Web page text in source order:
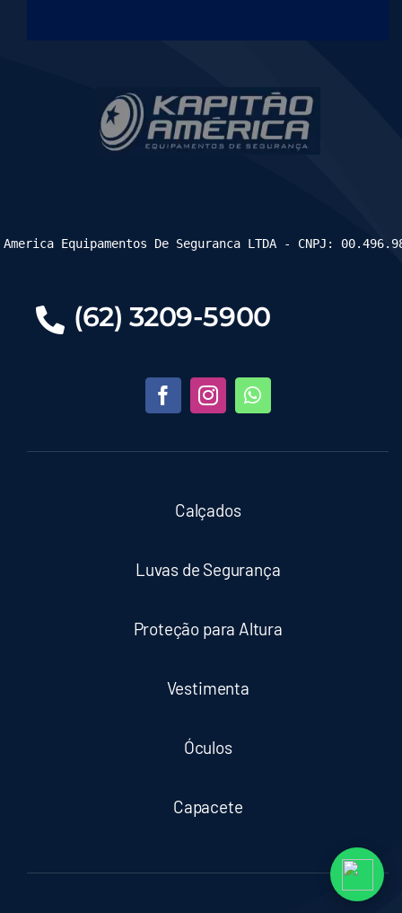
(62) 3209-5900
Calçados
Luvas de Segurança
Proteção para Altura
Vestimenta
Óculos
Capacete
Equipamentos De Seguranca LTDA - CNPJ: